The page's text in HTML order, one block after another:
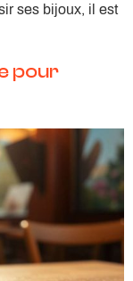
ses bijoux, il est
pour